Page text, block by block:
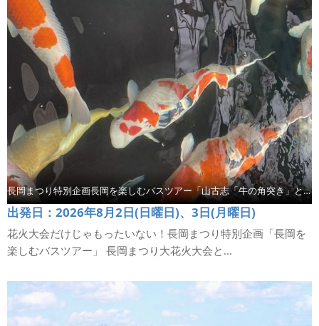
長岡まつり特別企画長岡を楽しむバスツアー「山古志「牛の角突き」と小千谷錦鯉の里」【コース4】
出発日：2026年8月2日(日曜日)、3日(月曜日)
花火大会だけじゃもったいない！長岡まつり特別企画「長岡を
楽しむバスツアー」 長岡まつり大花火大会と...